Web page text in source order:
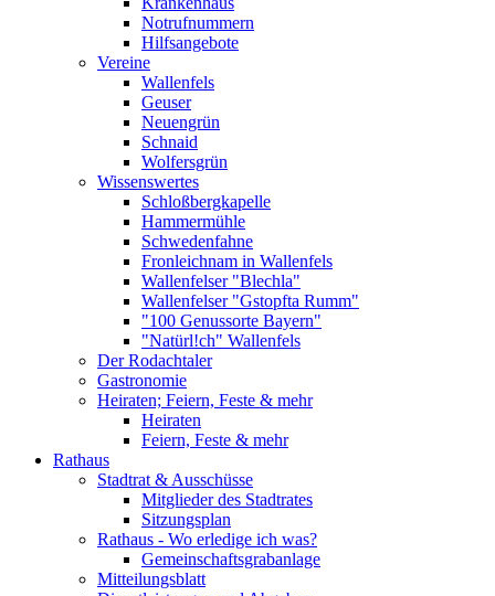
Notrufnummern
Hilfsangebote
Vereine
Wallenfels
Geuser
Neuengrün
Schnaid
Wolfersgrün
Wissenswertes
Schloßbergkapelle
Hammermühle
Schwedenfahne
Fronleichnam in Wallenfels
Wallenfelser "Blechla"
Wallenfelser "Gstopfta Rumm"
"100 Genussorte Bayern"
"Natürl!ch" Wallenfels
Der Rodachtaler
Gastronomie
Heiraten; Feiern, Feste & mehr
Heiraten
Feiern, Feste & mehr
Rathaus
Stadtrat & Ausschüsse
Mitglieder des Stadtrates
Sitzungsplan
Rathaus - Wo erledige ich was?
Gemeinschaftsgrabanlage
Mitteilungsblatt